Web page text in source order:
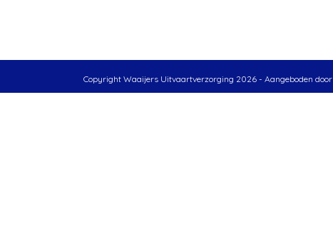
Copyright Waaijers Uitvaartverzorging 2026 - Aangeboden door